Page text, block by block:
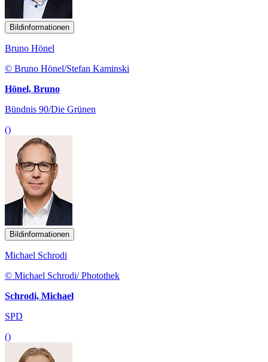
Bildinformationen
Bruno Hönel
© Bruno Hönel/Stefan Kaminski
Hönel, Bruno
Bündnis 90/Die Grünen
()
Bildinformationen
Michael Schrodi
© Michael Schrodi/ Photothek
Schrodi, Michael
SPD
()